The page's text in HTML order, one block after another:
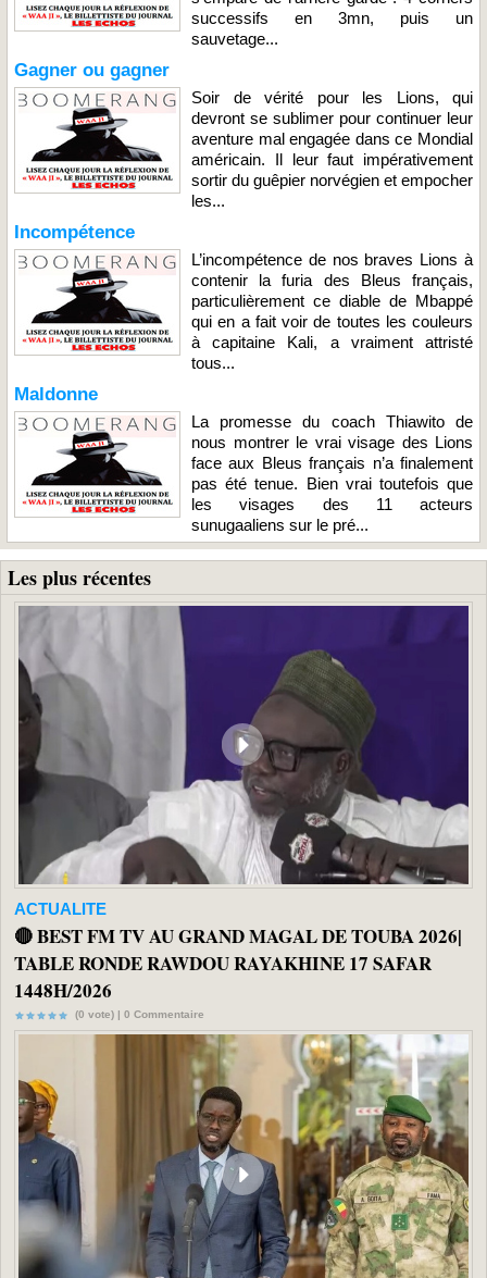
successifs en 3mn, puis un
sauvetage...
Gagner ou gagner
Soir de vérité pour les Lions, qui
devront se sublimer pour continuer leur
aventure mal engagée dans ce Mondial
américain. Il leur faut impérativement
sortir du guêpier norvégien et empocher
les...
Incompétence
L’incompétence de nos braves Lions à
contenir la furia des Bleus français,
particulièrement ce diable de Mbappé
qui en a fait voir de toutes les couleurs
à capitaine Kali, a vraiment attristé
tous...
Maldonne
La promesse du coach Thiawito de
nous montrer le vrai visage des Lions
face aux Bleus français n’a finalement
pas été tenue. Bien vrai toutefois que
les visages des 11 acteurs
sunugaaliens sur le pré...
Les plus récentes
ACTUALITE
🔴 BEST FM TV AU GRAND MAGAL DE TOUBA 2026|
TABLE RONDE RAWDOU RAYAKHINE 17 SAFAR
1448H/2026
(0 vote) | 0 Commentaire